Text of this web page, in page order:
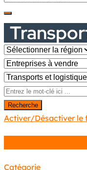
Recherche
Activer/Désactiver le
Catégorie